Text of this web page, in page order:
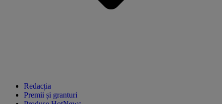
Redacția
Premii și granturi